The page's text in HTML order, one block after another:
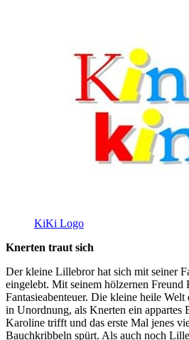
KiKi Logo
Knerten traut sich
Der kleine Lillebror hat sich mit seiner
eingelebt. Mit seinem hölzernen Freund
Fantasieabenteuer. Die kleine heile Welt
in Unordnung, als Knerten ein appartes
Karoline trifft und das erste Mal jenes
Bauchkribbeln spürt. Als auch noch